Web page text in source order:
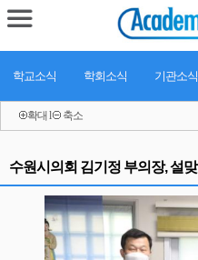
학교소식 학회소식 기관소식
확대 l 축소
수원시의회 김기정 부의장, 설